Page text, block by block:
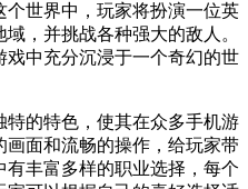
世界中，玩家将扮演一位英
，并挑战各种强大的敌人。
中充分沉浸于一个奇幻的世
的特色，使其在众多手机游
面和流畅的操作，给玩家带
丰富多样的职业选择，每个